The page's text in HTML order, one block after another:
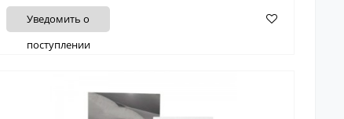
Уведомить о
поступлении